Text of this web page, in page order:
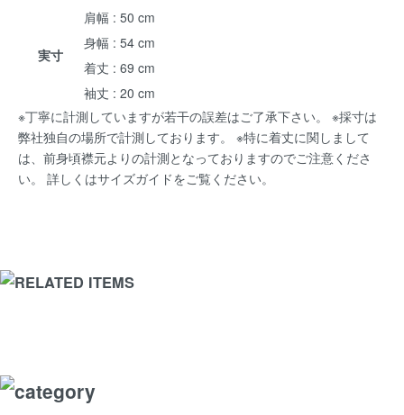
実寸
肩幅 : 50 cm
身幅 : 54 cm
着丈 : 69 cm
袖丈 : 20 cm
※丁寧に計測していますが若干の誤差はご了承下さい。 ※採寸は
弊社独自の場所で計測しております。 ※特に着丈に関しまして
は、前身頃襟元よりの計測となっておりますのでご注意くださ
い。 詳しくはサイズガイドをご覧ください。